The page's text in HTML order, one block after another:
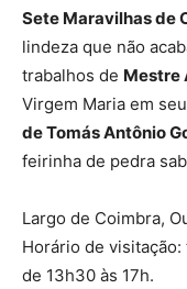
Sete Maravilhas de
lindeza que não
trabalhos de Mestre
Virgem Maria em
de Tomás Antônio
feirinha de pedra
Largo de Coimbra,
Horário de visitação:
de 13h30 às 17h.